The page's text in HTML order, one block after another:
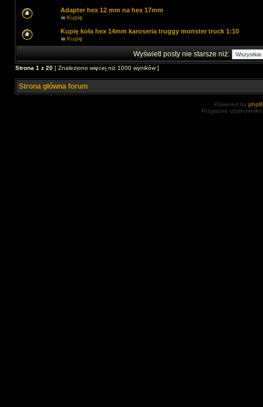
Adapter hex 12 mm na hex 17mm
wKupię
Kupię koła hex 14mm karoseria truggy monster truck 1:10
wKupię
Wyświetl posty nie starsze niż:
Strona 1 z 20 [ Znaleziono więcej niż 1000 wyników ]
Strona główna forum
Powered by
Przyjazne